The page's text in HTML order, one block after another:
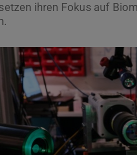
ihren Fokus auf